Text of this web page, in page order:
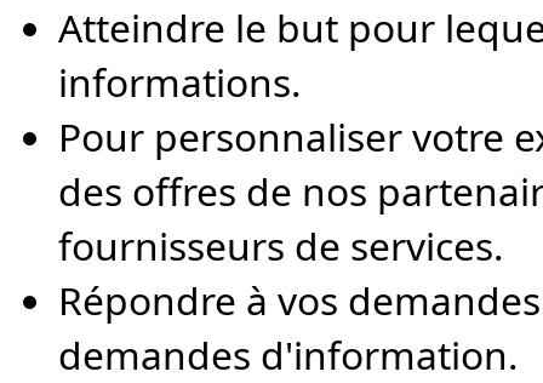
Atteindre le but pour
informations.
Pour personnaliser votre
des offres de nos
fournisseurs de services.
Répondre à vos
demandes d'information.